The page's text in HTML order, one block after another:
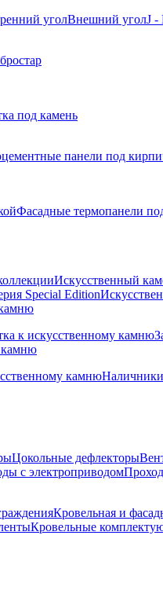
уголВнешний уголJ -
под камень
панели под
Фасадные термопанели
Искусственный
Special Edition
к искусственному камню
камню
камнюНаличники
Цокольные дефлекторы
с электроприводом
Кровельная и
Кровельные